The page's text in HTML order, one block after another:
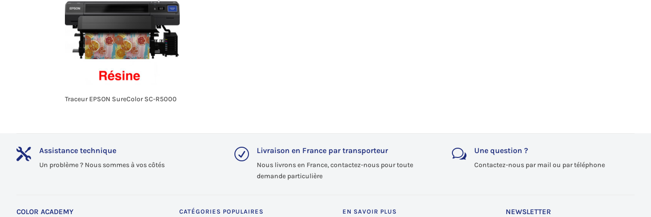
Traceur EPSON SureColor SC-R5000
 Assistance technique
Un problème ? Nous sommes à vos côtés
R Livraison en France par transporteur
Nous livrons en France, contactez-nous pour toute
demande particulière
w Une question ?
Contactez-nous par mail ou par téléphone
COLOR ACADEMY CATÉGORIES POPULAIRES EN SAVOIR PLUS NEWSLETTER